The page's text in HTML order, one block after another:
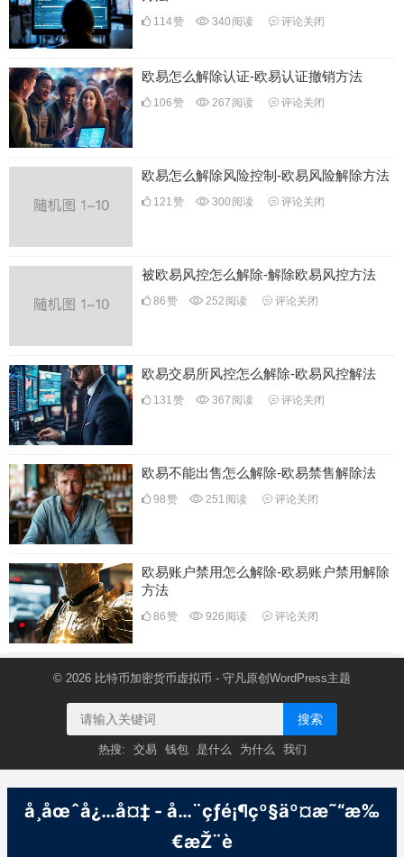
114赞 340 阅读 评论关闭
欧易怎么解除认证-欧易认证撤销方法
106赞 267 阅读 评论关闭
欧易怎么解除风险控制-欧易风险解除方法
121赞 300 阅读 评论关闭
被欧易风控怎么解除-解除欧易风控方法
86赞 252 阅读 评论关闭
欧易交易所风控怎么解除-欧易风控解法
131赞 367 阅读 评论关闭
欧易不能出售怎么解除-欧易禁售解除法
98赞 251 阅读 评论关闭
欧易账户禁用怎么解除-欧易账户禁用解除
方法
86赞 926 阅读 评论关闭
© 2026 比特币加密货币虚拟币 - 守凡原创 WordPress主题
搜索
热搜: 交易 钱包 是什么 为什么 我们